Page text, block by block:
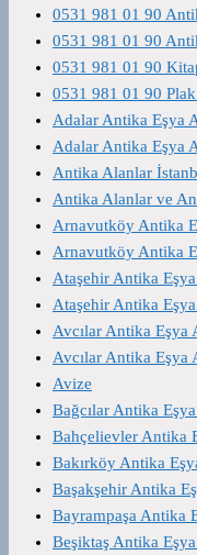
0531 981 01 90
0531 981 01 90
0531 981 01 90
0531 981 01 90
Adalar Antika Eşya
Adalar Antika Eşya
Antika Alanlar
Antika Alanlar ve
Arnavutköy Antika
Arnavutköy Antika
Ataşehir Antika
Ataşehir Antika
Avcılar Antika Eşya
Avcılar Antika Eşya
Avize
Bağcılar Antika
Bahçelievler Antika
Bakırköy Antika
Başakşehir Antika
Bayrampaşa Antika
Beşiktaş Antika